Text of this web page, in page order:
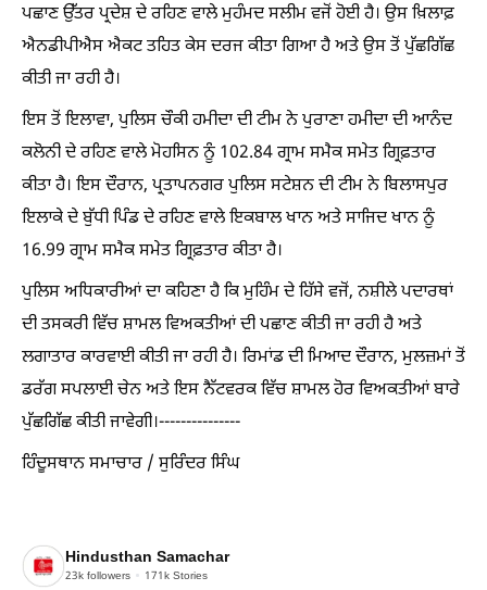
ਪਛਾਣ ਉੱਤਰ ਪ੍ਰਦੇਸ਼ ਦੇ ਰਹਿਣ ਵਾਲੇ ਮੁਹੰਮਦ ਸਲੀਮ ਵਜੋਂ ਹੋਈ ਹੈ। ਉਸ ਖ਼ਿਲਾਫ਼
ਐਨਡੀਪੀਐਸ ਐਕਟ ਤਹਿਤ ਕੇਸ ਦਰਜ ਕੀਤਾ ਗਿਆ ਹੈ ਅਤੇ ਉਸ ਤੋਂ ਪੁੱਛਗਿੱਛ
ਕੀਤੀ ਜਾ ਰਹੀ ਹੈ।
ਇਸ ਤੋਂ ਇਲਾਵਾ, ਪੁਲਿਸ ਚੌਕੀ ਹਮੀਦਾ ਦੀ ਟੀਮ ਨੇ ਪੁਰਾਣਾ ਹਮੀਦਾ ਦੀ ਆਨੰਦ
ਕਲੋਨੀ ਦੇ ਰਹਿਣ ਵਾਲੇ ਮੋਹਸਿਨ ਨੂੰ 102.84 ਗ੍ਰਾਮ ਸਮੈਕ ਸਮੇਤ ਗ੍ਰਿਫ਼ਤਾਰ
ਕੀਤਾ ਹੈ। ਇਸ ਦੌਰਾਨ, ਪ੍ਰਤਾਪਨਗਰ ਪੁਲਿਸ ਸਟੇਸ਼ਨ ਦੀ ਟੀਮ ਨੇ ਬਿਲਾਸਪੁਰ
ਇਲਾਕੇ ਦੇ ਬੁੱਧੀ ਪਿੰਡ ਦੇ ਰਹਿਣ ਵਾਲੇ ਇਕਬਾਲ ਖਾਨ ਅਤੇ ਸਾਜਿਦ ਖਾਨ ਨੂੰ
16.99 ਗ੍ਰਾਮ ਸਮੈਕ ਸਮੇਤ ਗ੍ਰਿਫ਼ਤਾਰ ਕੀਤਾ ਹੈ।
ਪੁਲਿਸ ਅਧਿਕਾਰੀਆਂ ਦਾ ਕਹਿਣਾ ਹੈ ਕਿ ਮੁਹਿੰਮ ਦੇ ਹਿੱਸੇ ਵਜੋਂ, ਨਸ਼ੀਲੇ ਪਦਾਰਥਾਂ
ਦੀ ਤਸਕਰੀ ਵਿੱਚ ਸ਼ਾਮਲ ਵਿਅਕਤੀਆਂ ਦੀ ਪਛਾਣ ਕੀਤੀ ਜਾ ਰਹੀ ਹੈ ਅਤੇ
ਲਗਾਤਾਰ ਕਾਰਵਾਈ ਕੀਤੀ ਜਾ ਰਹੀ ਹੈ। ਰਿਮਾਂਡ ਦੀ ਮਿਆਦ ਦੌਰਾਨ, ਮੁਲਜ਼ਮਾਂ ਤੋਂ
ਡਰੱਗ ਸਪਲਾਈ ਚੇਨ ਅਤੇ ਇਸ ਨੈੱਟਵਰਕ ਵਿੱਚ ਸ਼ਾਮਲ ਹੋਰ ਵਿਅਕਤੀਆਂ ਬਾਰੇ
ਪੁੱਛਗਿੱਛ ਕੀਤੀ ਜਾਵੇਗੀ।---------------
ਹਿੰਦੂਸਥਾਨ ਸਮਾਚਾਰ / ਸੁਰਿੰਦਰ ਸਿੰਘ
Hindusthan Samachar
23k followers 171k Stories